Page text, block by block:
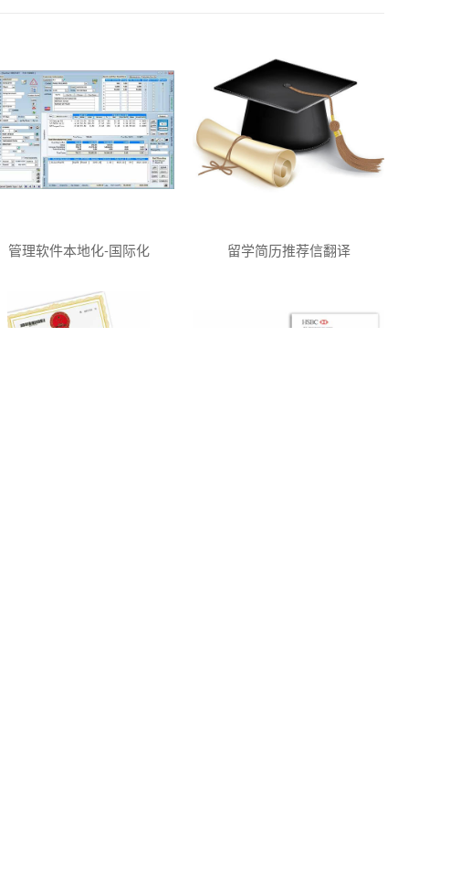
管理软件本地化-国际化 留学简历推荐信翻译